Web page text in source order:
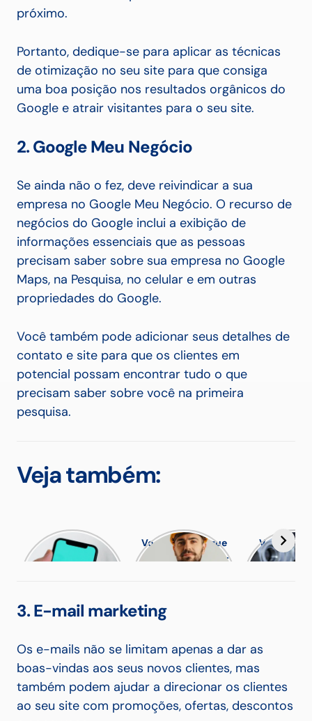
próximo.
Portanto, dedique-se para aplicar as técnicas
de otimização no seu site para que consiga
uma boa posição nos resultados orgânicos do
Google e atrair visitantes para o seu site.
2. Google Meu Negócio
Se ainda não o fez, deve reivindicar a sua
empresa no Google Meu Negócio. O recurso de
negócios do Google inclui a exibição de
informações essenciais que as pessoas
precisam saber sobre sua empresa no Google
Maps, na Pesquisa, no celular e em outras
propriedades do Google.
Você também pode adicionar seus detalhes de
contato e site para que os clientes em
potencial possam encontrar tudo o que
precisam saber sobre você na primeira
pesquisa.
Veja também:
Whatsapp
Marketing para o
Você sabe porque
o Uniforme para
Você sabe
que
3. E-mail marketing
Os e-mails não se limitam apenas a dar as
boas-vindas aos seus novos clientes, mas
também podem ajudar a direcionar os clientes
ao seu site com promoções, ofertas, descontos